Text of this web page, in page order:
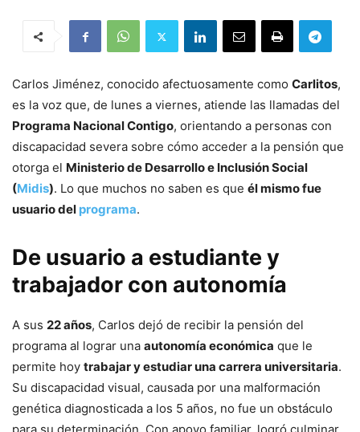
Carlos Jiménez, conocido afectuosamente como Carlitos,
es la voz que, de lunes a viernes, atiende las llamadas del
Programa Nacional Contigo, orientando a personas con
discapacidad severa sobre cómo acceder a la pensión que
otorga el Ministerio de Desarrollo e Inclusión Social
(Midis). Lo que muchos no saben es que él mismo fue
usuario del programa.
De usuario a estudiante y
trabajador con autonomía
A sus 22 años, Carlos dejó de recibir la pensión del
programa al lograr una autonomía económica que le
permite hoy trabajar y estudiar una carrera universitaria.
Su discapacidad visual, causada por una malformación
genética diagnosticada a los 5 años, no fue un obstáculo